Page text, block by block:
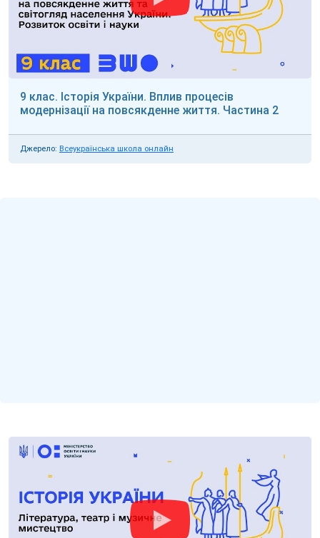
9 клас. Історія України. Вплив процесів
модернізації на повсякденне життя. Частина 2
Джерело: Всеукраїнська школа онлайн